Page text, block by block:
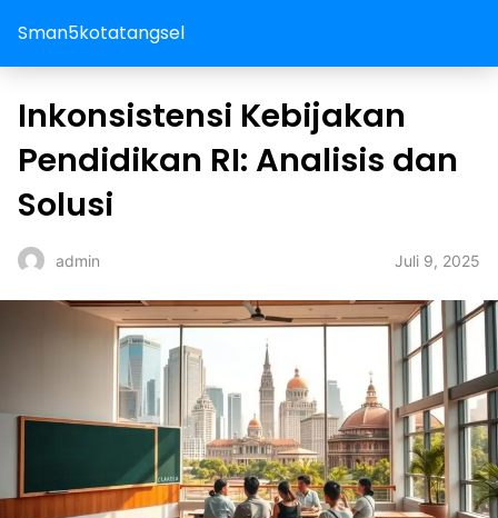
Sman5kotatangsel
Inkonsistensi Kebijakan
Pendidikan RI: Analisis dan
Solusi
admin Juli 9, 2025